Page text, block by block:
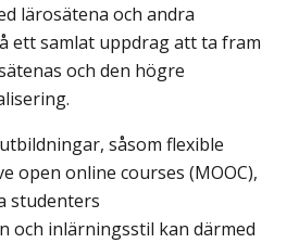
lärosätena och andra
ett samlat uppdrag att ta fram
och den högre
såsom flexible
open online courses (MOOC),
studenters
och inlärningsstil kan därmed